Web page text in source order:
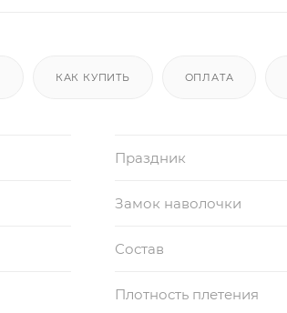
КАК КУПИТЬ ОПЛАТА
Праздник
Замок наволочки
Состав
Плотность плетения